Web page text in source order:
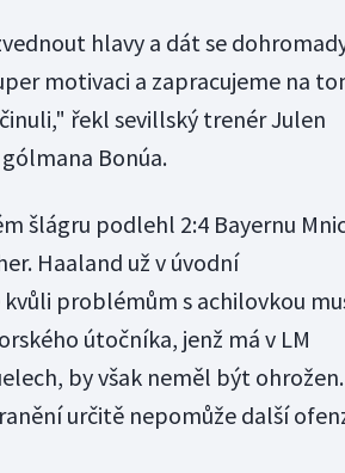
hlavy a dát se
motivaci a zapracujeme na
řekl sevillský trenér Julen
Bonúa.
šlágru podlehl 2:4 Bayernu
Haaland už v úvodní
problémům s achilovkou
útočníka, jenž má v LM
by však neměl být ohrožen.
určitě nepomůže další